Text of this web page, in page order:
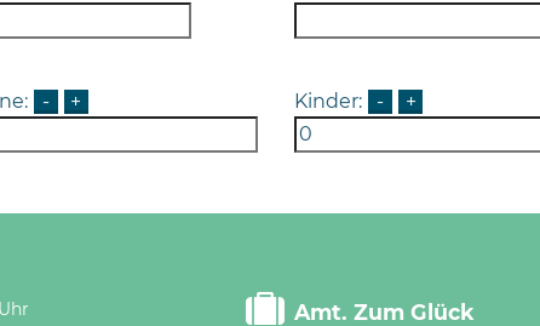
- + Kinder: - +
Amt. Zum Glück